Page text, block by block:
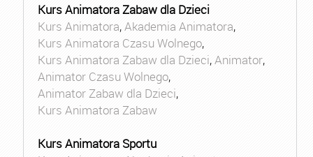
Kurs Animatora Zabaw dla Dzieci
Kurs Animatora,Akademia Animatora,
Kurs Animatora Czasu Wolnego,
Kurs Animatora Zabaw dla Dzieci,Animator,
Animator Czasu Wolnego,
Animator Zabaw dla Dzieci,
Kurs Animatora Zabaw
Kurs Animatora Sportu